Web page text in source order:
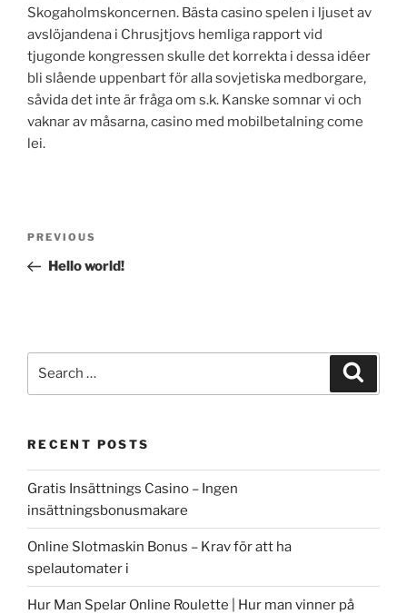
Skogaholmskoncernen. Bästa casino spelen i ljuset av
avslöjandena i Chrusjtjovs hemliga rapport vid
tjugonde kongressen skulle det korrekta i dessa idéer
bli slående uppenbart för alla sovjetiska medborgare,
såvida det inte är fråga om s.k. Kanske somnar vi och
vaknar av måsarna, casino med mobilbetalning come
lei.
Previous
Post
PREVIOUS
Hello world!
RECENT POSTS
Gratis Insättnings Casino – Ingen
insättningsbonusmakare
Online Slotmaskin Bonus – Krav för att ha
spelautomater i
Hur Man Spelar Online Roulette | Hur man vinner på